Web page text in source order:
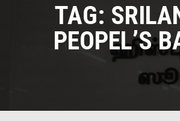
TAG:
PEOPEL’S